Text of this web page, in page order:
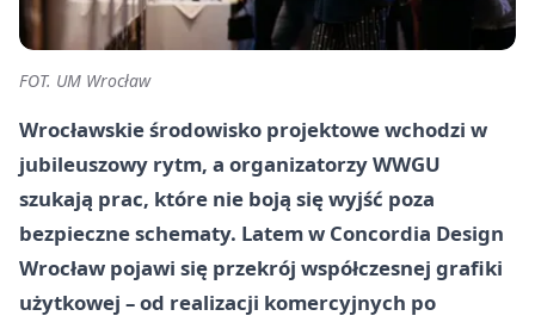
FOT. UM Wrocław
Wrocławskie środowisko projektowe wchodzi w
jubileuszowy rytm, a organizatorzy WWGU
szukają prac, które nie boją się wyjść poza
bezpieczne schematy. Latem w Concordia Design
Wrocław pojawi się przekrój współczesnej grafiki
użytkowej – od realizacji komercyjnych po